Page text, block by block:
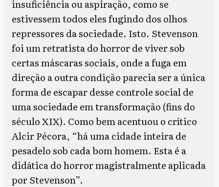
insuficiência ou aspiração, como se
estivessem todos eles fugindo dos olhos
repressores da sociedade. Isto. Stevenson
foi um retratista do horror de viver sob
certas máscaras sociais, onde a fuga em
direção a outra condição parecia ser a única
forma de escapar desse controle social de
uma sociedade em transformação (fins do
século XIX). Como bem acentuou o crítico
Alcir Pécora, “há uma cidade inteira de
pesadelo sob cada bom homem. Esta é a
didática do horror magistralmente aplicada
por Stevenson”.